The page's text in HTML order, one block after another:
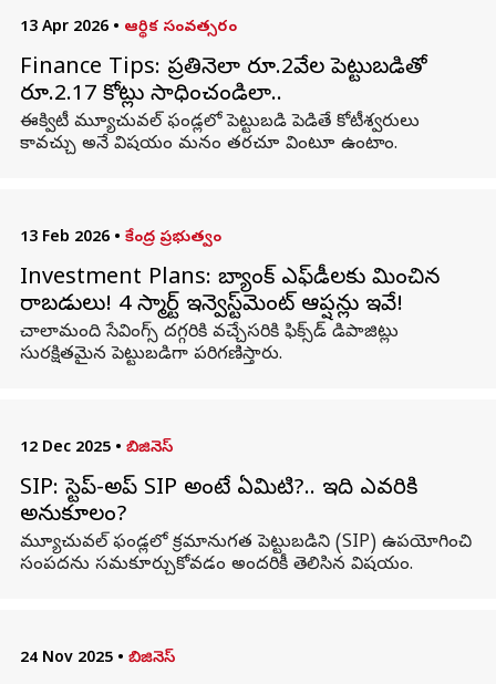
13 Apr 2026 • ఆర్థిక సంవత్సరం
Finance Tips: ప్రతినెలా రూ.2వేల పెట్టుబడితో
రూ.2.17 కోట్లు సాధించండిలా..
ఈక్విటీ మ్యూచువల్ ఫండ్లలో పెట్టుబడి పెడితే కోటీశ్వరులు
కావచ్చు అనే విషయం మనం తరచూ వింటూ ఉంటాం.
13 Feb 2026 • కేంద్ర ప్రభుత్వం
Investment Plans: బ్యాంక్ ఎఫ్‌డీలకు మించిన
రాబడులు! 4 స్మార్ట్ ఇన్వెస్ట్‌మెంట్ ఆప్షన్లు ఇవే!
చాలామంది సేవింగ్స్ దగ్గరికి వచ్చేసరికి ఫిక్స్‌డ్‌ డిపాజిట్లు
సురక్షితమైన పెట్టుబడిగా పరిగణిస్తారు.
12 Dec 2025 • బిజినెస్
SIP: స్టెప్‌-అప్‌ SIP అంటే ఏమిటి?.. ఇది ఎవరికి
అనుకూలం?
మ్యూచువల్ ఫండ్లలో క్రమానుగత పెట్టుబడిని (SIP) ఉపయోగించి
సంపదను సమకూర్చుకోవడం అందరికీ తెలిసిన విషయం.
24 Nov 2025 • బిజినెస్